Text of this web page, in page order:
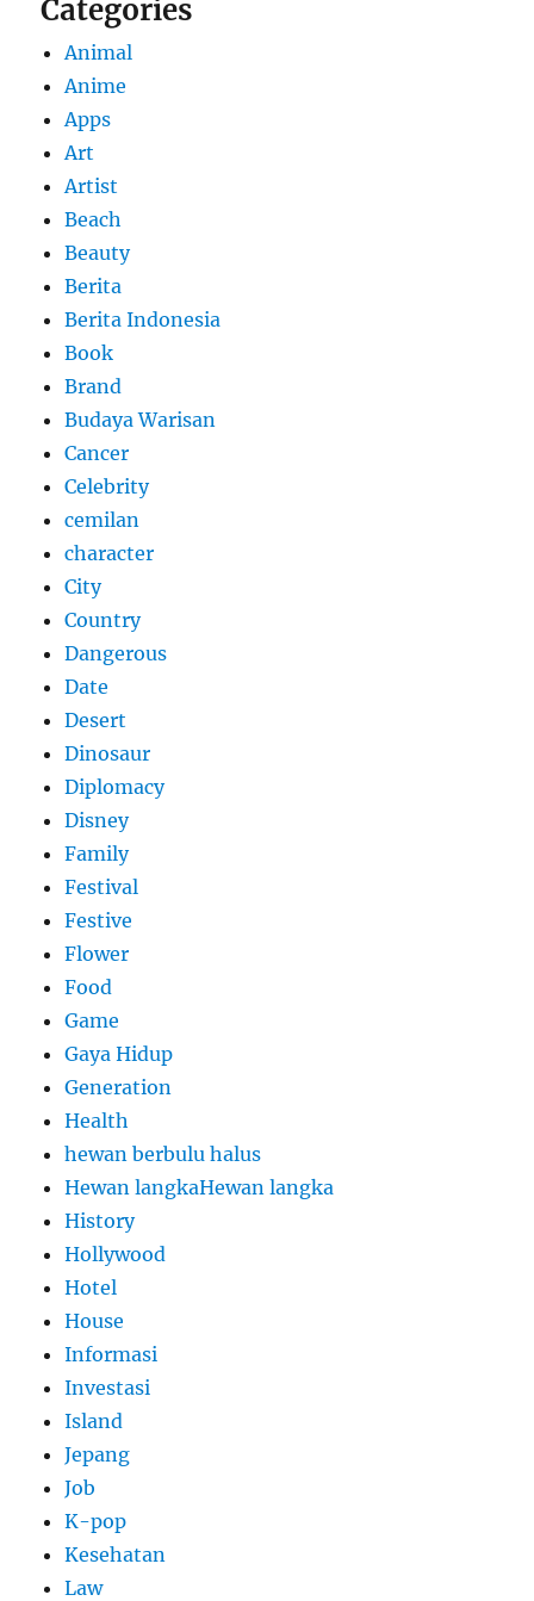
Categories
Animal
Anime
Apps
Art
Artist
Beach
Beauty
Berita
Berita Indonesia
Book
Brand
Budaya Warisan
Cancer
Celebrity
cemilan
character
City
Country
Dangerous
Date
Desert
Dinosaur
Diplomacy
Disney
Family
Festival
Festive
Flower
Food
Game
Gaya Hidup
Generation
Health
hewan berbulu halus
Hewan langkaHewan langka
History
Hollywood
Hotel
House
Informasi
Investasi
Island
Jepang
Job
K-pop
Kesehatan
Law